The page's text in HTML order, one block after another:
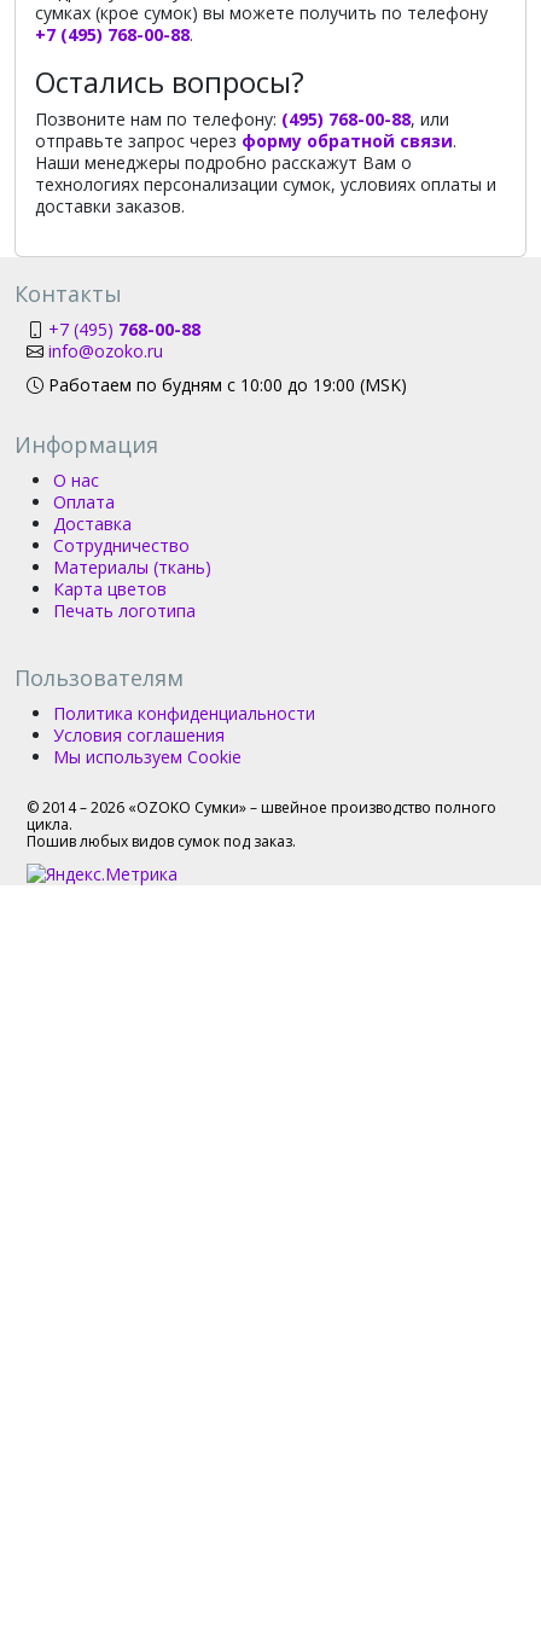
сумках (крое сумок) вы можете получить по телефону
+7 (495) 768-00-88.
Остались вопросы?
Позвоните нам по телефону: (495) 768-00-88, или
отправьте запрос через форму обратной связи.
Наши менеджеры подробно расскажут Вам о
технологиях персонализации сумок, условиях оплаты и
доставки заказов.
Контакты
+7 (495) 768-00-88
info@ozoko.ru
Работаем по будням с 10:00 до 19:00 (MSK)
Информация
О нас
Оплата
Доставка
Сотрудничество
Материалы (ткань)
Карта цветов
Печать логотипа
Пользователям
Политика конфиденциальности
Условия соглашения
Мы используем Cookie
© 2014 – 2026 «OZOKO Сумки» – швейное производство полного
цикла.
Пошив любых видов сумок под заказ.